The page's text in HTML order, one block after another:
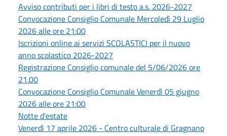
Avviso contributi per i libri di testo a.s. 2026-2027
Convocazione Consiglio Comunale Mercoledì 29 Luglio
2026 alle ore 21:00
Iscrizioni online ai servizi SCOLASTICI per il nuovo
anno scolastico 2026-2027
Registrazione Consiglio comunale del 5/06/2026 ore
21.00
Convocazione Consiglio Comunale Venerdì 05 giugno
2026 alle ore 21:00
Notte d'estate
Venerdì 17 aprile 2026 - Centro culturale di Gragnano